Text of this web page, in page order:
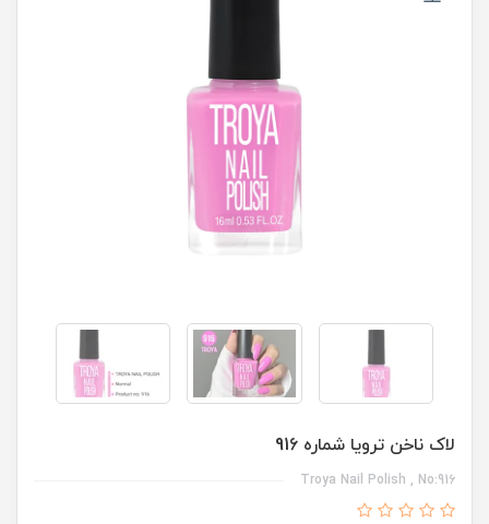
لاک ناخن ترویا شماره 916
Troya Nail Polish , No:916